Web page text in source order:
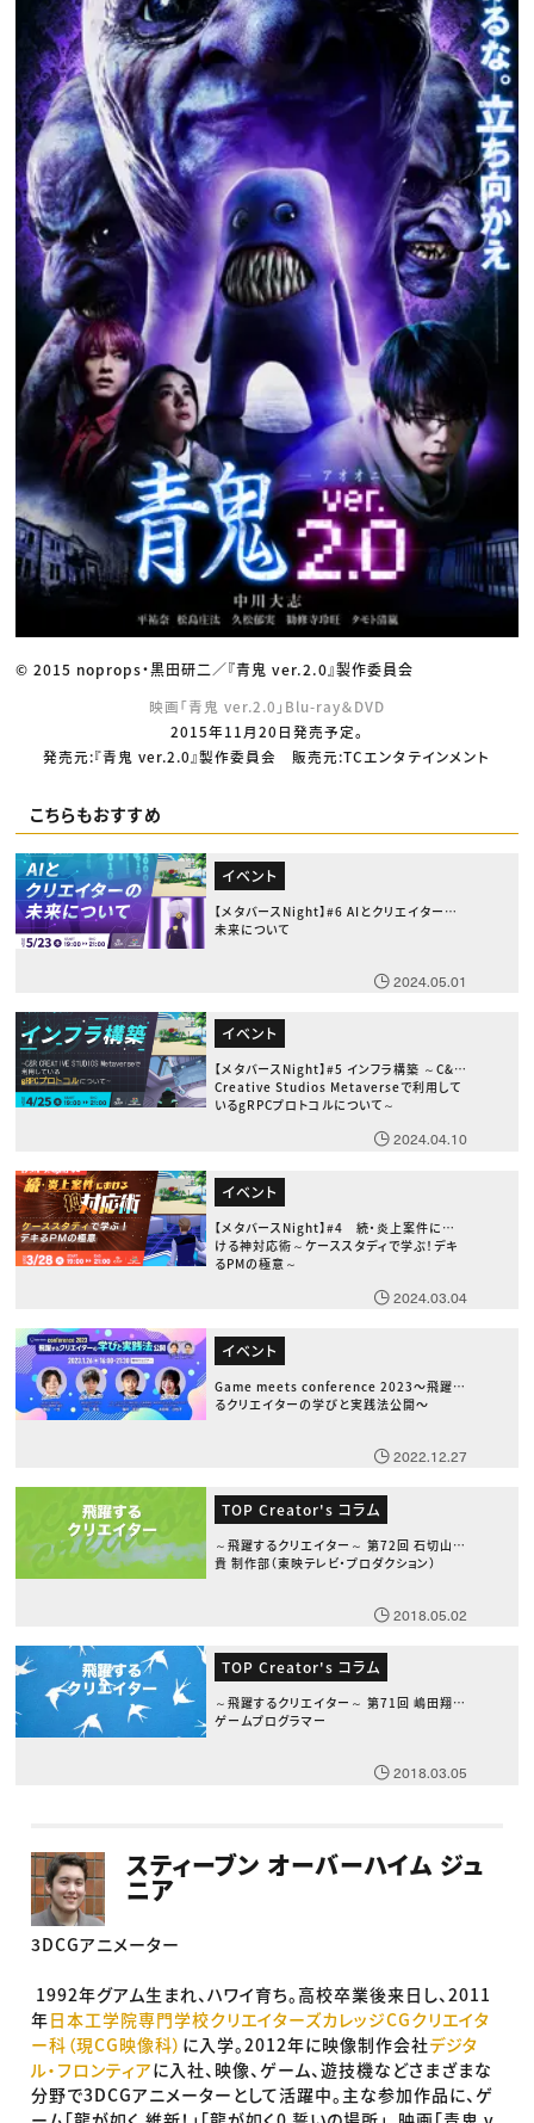
© 2015 noprops・黒田研二／『青鬼 ver.2.0』製作委員会
映画「青鬼 ver.2.0」Blu-ray＆DVD
2015年11月20日発売予定。
発売元:『青鬼 ver.2.0』製作委員会 販売元:TCエンタテインメント
こちらもおすすめ
イベント
【メタバースNight】#6 AIとクリエイターの
未来について
2024.05.01
イベント
【メタバースNight】#5 インフラ構築 ～C&R
Creative Studios Metaverseで利用して
いるgRPCプロトコルについて～
2024.04.10
イベント
【メタバースNight】#4 続・炎上案件にお
ける神対応術～ケーススタディで学ぶ！デキ
るPMの極意～
2024.03.04
イベント
Game meets conference 2023〜飛躍す
るクリエイターの学びと実践法公開〜
2022.12.27
TOP Creator's コラム
～飛躍するクリエイター～ 第72回 石切山義
貴 制作部（東映テレビ・プロダクション）
2018.05.02
TOP Creator's コラム
～飛躍するクリエイター～ 第71回 嶋田翔太
ゲームプログラマー
2018.03.05
スティーブン オーバーハイム ジュ
ニア
3DCGアニメーター
1992年グアム生まれ、ハワイ育ち。高校卒業後来日し、2011
年日本工学院専門学校クリエイターズカレッジCGクリエイタ
ー科（現CG映像科） に入学。2012年に映像制作会社デジタ
ル・フロンティアに入社、映像、ゲーム、遊技機などさまざまな
分野で3DCGアニメーターとして活躍中。主な参加作品に、ゲ